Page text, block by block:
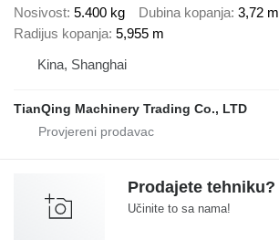
Nosivost 5.400 kg Dubina kopanja 3,72 m
Radijus kopanja 5,955 m
Kina, Shanghai
TianQing Machinery Trading Co., LTD
Prodajete tehniku?
Učinite to sa nama!